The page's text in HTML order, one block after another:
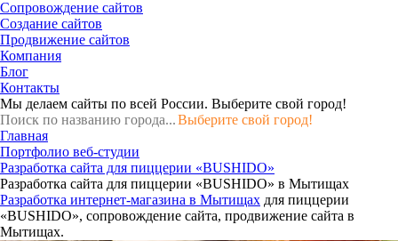
Сопровождение сайтов
Создание сайтов
Продвижение сайтов
Компания
Блог
Контакты
Мы делаем сайты по всей России. Выберите свой город!
Выберите свой город!
Главная
Портфолио веб-студии
Разработка сайта для пиццерии «BUSHIDO»
Разработка сайта для пиццерии «BUSHIDO» в Мытищах
Разработка интернет-магазина в Мытищах для пиццерии
«BUSHIDO», сопровождение сайта, продвижение сайта в
Мытищах.